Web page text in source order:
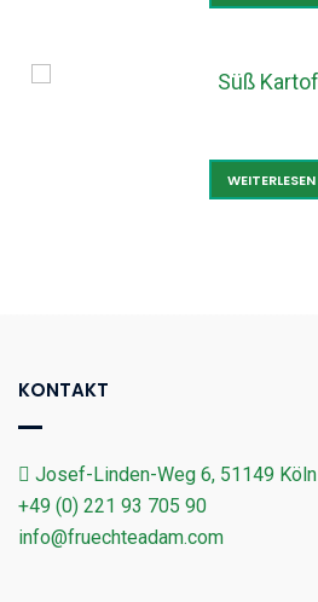
WEITERLESEN
KONTAKT
Josef-Linden-Weg 6, 51149 Köln
+49 (0) 221 93 705 90
info@fruechteadam.com